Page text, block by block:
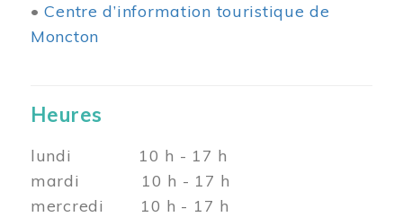
•Centre d’information touristique de
Moncton
Heures
lundi 10 h - 17 h
mardi 10 h - 17 h
mercredi 10 h - 17 h